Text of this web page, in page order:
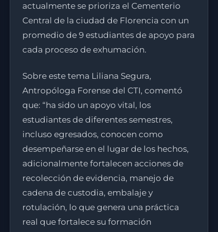
actualmente se prioriza el Cementerio
Central de la ciudad de Florencia con un
promedio de 9 estudiantes de apoyo para
cada proceso de exhumación.
Sobre este tema Liliana Segura,
Antropóloga Forense del CTI, comentó
que: “ha sido un apoyo vital, los
estudiantes de diferentes semestres,
incluso egresados, conocen como
desempeñarse en el lugar de los hechos,
adicionalmente fortalecen acciones de
recolección de evidencia, manejo de
cadena de custodia, embalaje y
rotulación, lo que genera una práctica
real que fortalece su formación